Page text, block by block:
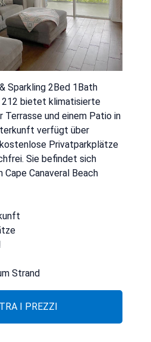
Sparkling 2Bed 1Bath
212 bietet klimatisierte
und einem Patio in
verfügt über
Privatparkplätze
Sie befindet sich
Canaveral Beach
Strand
I PREZZI